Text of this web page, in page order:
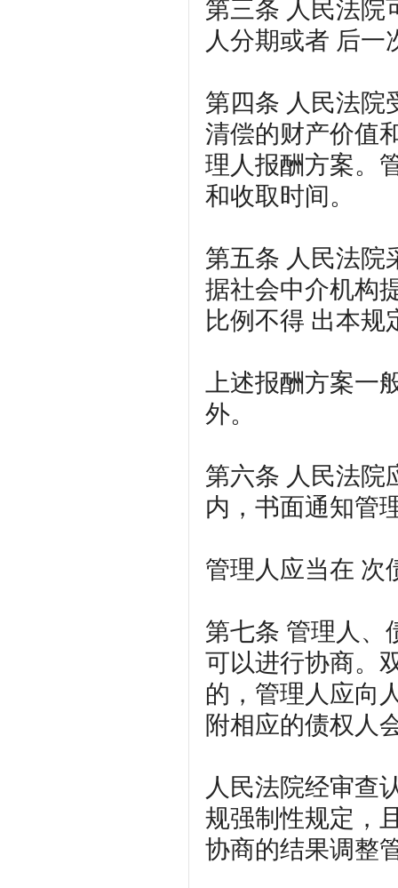
第三条 人民法院
人分期或者 后一
第四条 人民法院
清偿的财产价值
理人报酬方案。
和收取时间。
第五条 人民法院
据社会中介机构
比例不得 出本规
上述报酬方案一
外。
第六条 人民法院
内，书面通知管
管理人应当在 次
第七条 管理人、
可以进行协商。
的，管理人应向
附相应的债权人
人民法院经审查
规强制性规定，
协商的结果调整